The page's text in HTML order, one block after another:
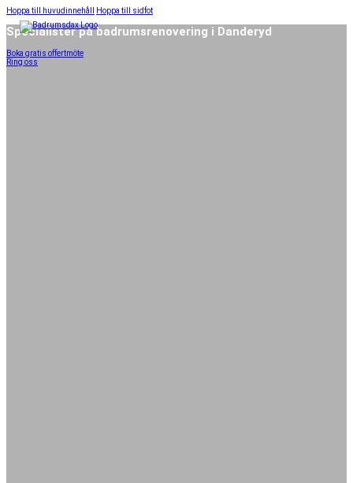
Hoppa till huvudinnehåll Hoppa till sidfot
Specialister på badrumsrenovering i Danderyd
Boka gratis offertmöte
Ring oss